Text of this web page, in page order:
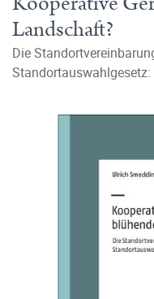
Landschaft?
Die